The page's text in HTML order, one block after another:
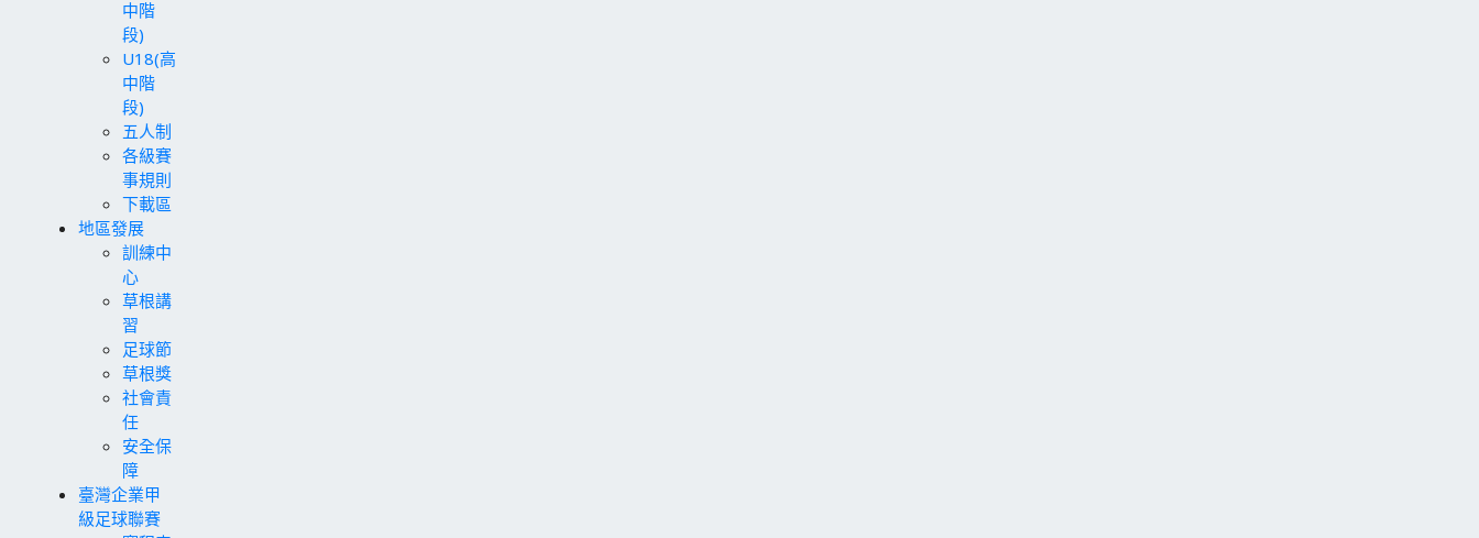
中階
段)
U18(高
中階
段)
五人制
各級賽
事規則
下載區
地區發展
訓練中
心
草根講
習
足球節
草根獎
社會責
任
安全保
障
臺灣企業甲
級足球聯賽